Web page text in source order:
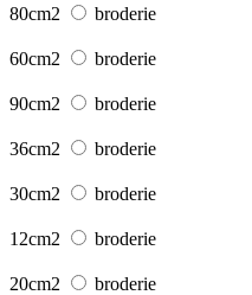
80cm2 broderie
60cm2 broderie
90cm2 broderie
36cm2 broderie
30cm2 broderie
12cm2 broderie
20cm2 broderie